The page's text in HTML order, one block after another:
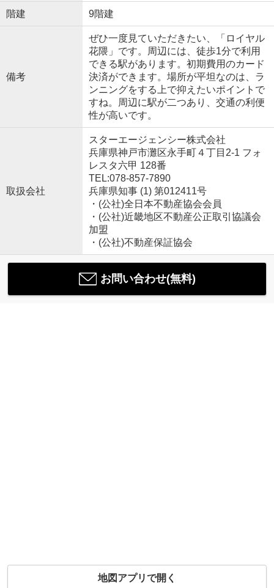
階建 9階建
備考
ぜひ一度見ていただきたい、「ロイヤル
花隈」です。周辺には、徒歩1分で利用
できる駅があります。初期費用のカード
決済ができます。場所が平坦なのは、ラ
ンニングをする上で抑えたいポイントで
すね。周辺に駅が二つあり、交通の利便
性が高いです。
取扱会社
スターエージェンシー株式会社
兵庫県神戸市灘区永手町４丁目2-1 フォ
レスタ六甲 128番
TEL:078-857-7890
兵庫県知事 (1) 第012411号
・(公社)全日本不動産協会会員
・(公社)近畿地区不動産公正取引協議会
加盟
・(公社)不動産保証協会
お問い合わせ(無料)
地図アプリで開く